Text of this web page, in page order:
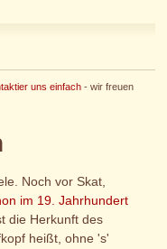
uns einfach- wir freuen
Noch vor Skat,
im 19. Jahrhundert
die Herkunft des
heißt, ohne 's'